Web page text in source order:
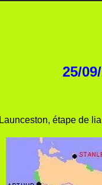
25/
Launceston, étape de